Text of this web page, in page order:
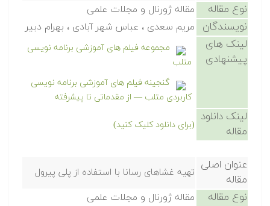
نوع مقاله مقاله ژورنال و مجلات علمی
نویسندگان مریم سعدی ، عباس شهر آبادی ، بهرام دبیر
لینک های
پیشنهادی
مجموعه فیلم های آموزشی برنامه نویسی
متلب
گنجینه فیلم های آموزشی برنامه نویسی
کاربردی متلب — از مقدماتی تا پیشرفته
لینک دانلود
مقاله
(برای دانلود کلیک کنید)
عنوان اصلی
مقاله
تهیه غشاهای رسانا با استفاده از پلی پیرول
نوع مقاله مقاله ژورنال و مجلات علمی